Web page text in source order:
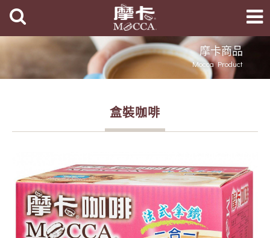
摩卡商品
Mocca Product
盒裝咖啡